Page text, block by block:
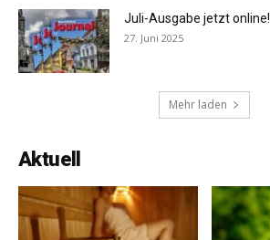
Juli-Ausgabe jetzt online!
27. Juni 2025
Mehr laden
Aktuell